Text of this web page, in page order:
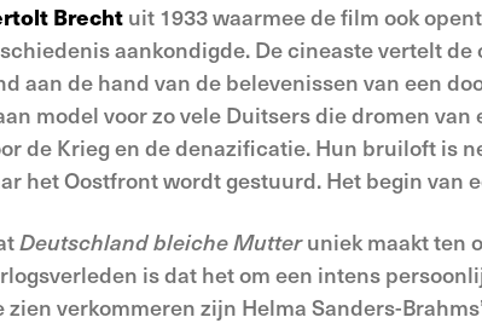
Brecht uit 1933 waarmee de film ook
aankondigde. De cineaste vertelt
aan de hand van de belevenissen van een
model voor zo vele Duitsers die dromen
de Krieg en de denazificatie. Hun bruiloft is
het Oostfront wordt gestuurd. Het begin van
Deutschland bleiche Mutteruniek maakt ten
is dat het om een intens
zien verkommeren zijn Helma Sanders-